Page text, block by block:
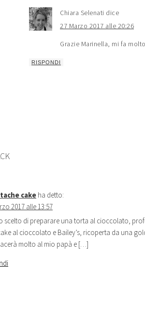
Chiara Selenati dice
27 Marzo 2017 alle 20:26
Grazie Marinella, mi fa
RISPONDI
cake ha detto:
2017 alle 13:57
scelto di preparare una torta al cioccolato,
al cioccolato e Bailey’s, ricoperta da una
molto al mio papà e […]